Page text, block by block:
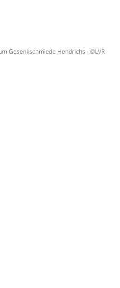
Gesenkschmiede Hendrichs - ©LVR